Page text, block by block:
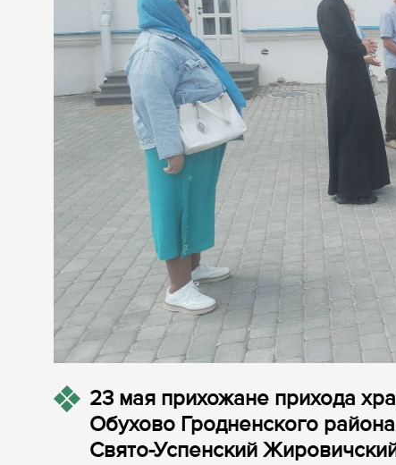
23 мая прихожане прихода
Обухово Гродненского
Свято-Успенский